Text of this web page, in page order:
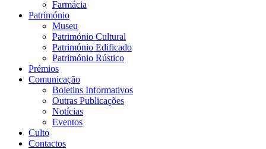
Farmácia
Património
Museu
Património Cultural
Património Edificado
Património Rústico
Prémios
Comunicação
Boletins Informativos
Outras Publicações
Notícias
Eventos
Culto
Contactos